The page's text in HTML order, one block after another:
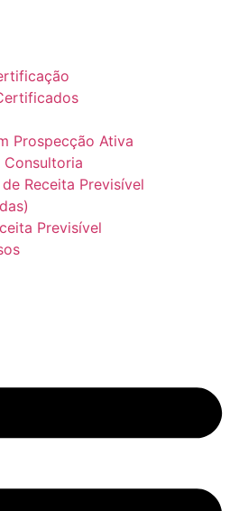
Prospecção Ativa
Consultoria
Receita Previsível
Previsível